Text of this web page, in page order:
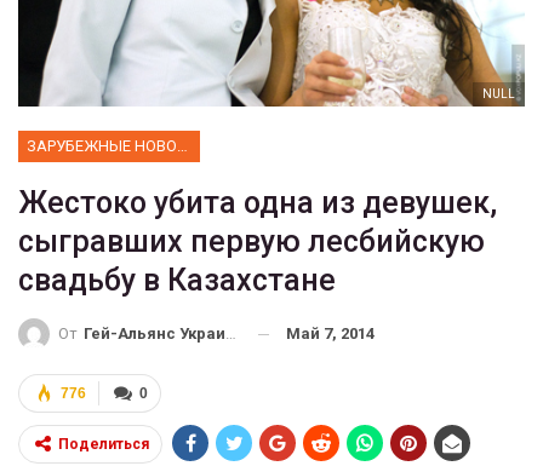
NULL
Жестоко убита одна из девушек,
сыгравших первую лесбийскую
свадьбу в Казахстане
От Гей-Альянс Украина Май 7, 2014
0
776
Поделиться